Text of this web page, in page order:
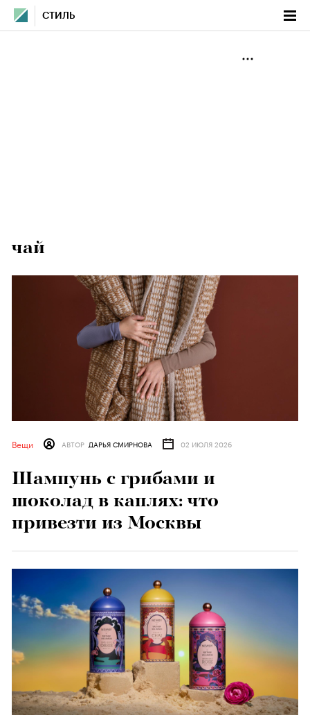
СТИЛЬ
чай
Вещи АВТОР ДАРЬЯ СМИРНОВА 02 ИЮЛЯ 2026
Шампунь с грибами и
шоколад в каплях: что
привезти из Москвы